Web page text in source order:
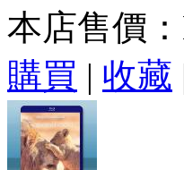
本店售價：
購買 | 收藏